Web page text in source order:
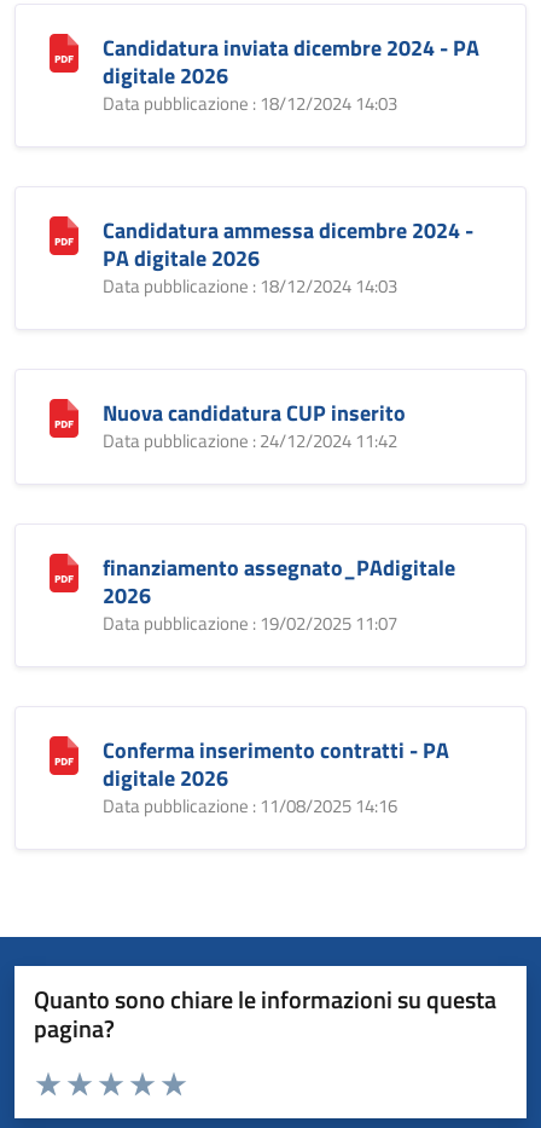
Candidatura inviata dicembre 2024 - PA
digitale 2026
Data pubblicazione : 18/12/2024 14:03
Candidatura ammessa dicembre 2024 -
PA digitale 2026
Data pubblicazione : 18/12/2024 14:03
Nuova candidatura CUP inserito
Data pubblicazione : 24/12/2024 11:42
finanziamento assegnato_PAdigitale
2026
Data pubblicazione : 19/02/2025 11:07
Conferma inserimento contratti - PA
digitale 2026
Data pubblicazione : 11/08/2025 14:16
Quanto sono chiare le informazioni su questa
pagina?
Valuta da 1 a 5 stelle la pagina
Valuta 5 stelle su 5
Valuta 4 stelle su 5
Valuta 3 stelle su 5
Valuta 2 stelle su 5
Valuta 1 stelle su 5